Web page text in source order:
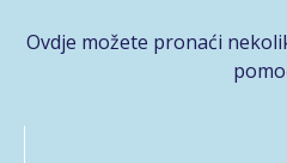
Ovdje možete pronaći